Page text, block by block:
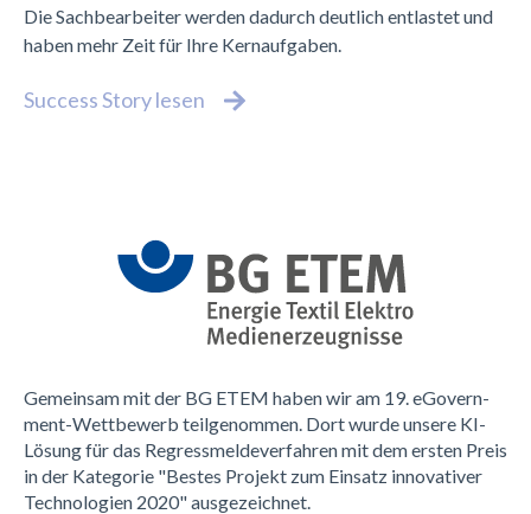
Die Sach­be­ar­bei­ter wer­den da­durch deut­lich ent­las­tet und
ha­ben mehr Zeit für Ihre Kern­auf­ga­ben.
Success Story lesen
Ge­mein­sam mit der BG ETEM ha­ben wir am 19. eGo­vern­
ment-Wett­be­werb teil­ge­nom­men. Dort wur­de un­se­re KI-
Lö­sung für das Re­gress­mel­de­ver­fah­ren mit dem ers­ten Preis
in der Ka­te­go­rie "Bes­tes Pro­jekt zum Ein­satz in­no­va­ti­ver
Tech­no­lo­gi­en 2020" aus­ge­zeich­net.